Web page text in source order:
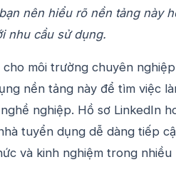
nên hiểu rõ nền tảng này
nhu cầu sử dụng.
môi trường chuyên
nền tảng này để tìm việc
nghiệp. Hồ sơ LinkedIn
tuyển dụng dễ dàng tiếp
và kinh nghiệm trong nhiều